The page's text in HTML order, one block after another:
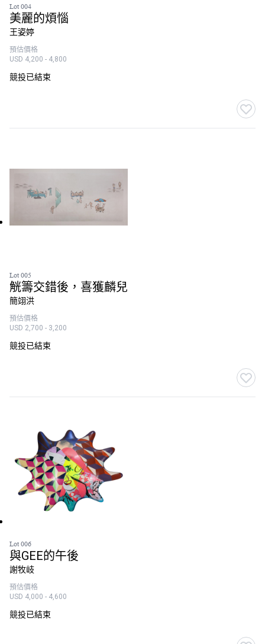
Lot 004
美麗的煩惱
王姿婷
預估價格
USD 4,200 - 4,800
競投已結束
Lot 005
觥籌交錯後，喜獲麟兒
簡翊洪
預估價格
USD 2,700 - 3,200
競投已結束
Lot 006
與GEE的午後
謝牧岐
預估價格
USD 4,000 - 4,600
競投已結束